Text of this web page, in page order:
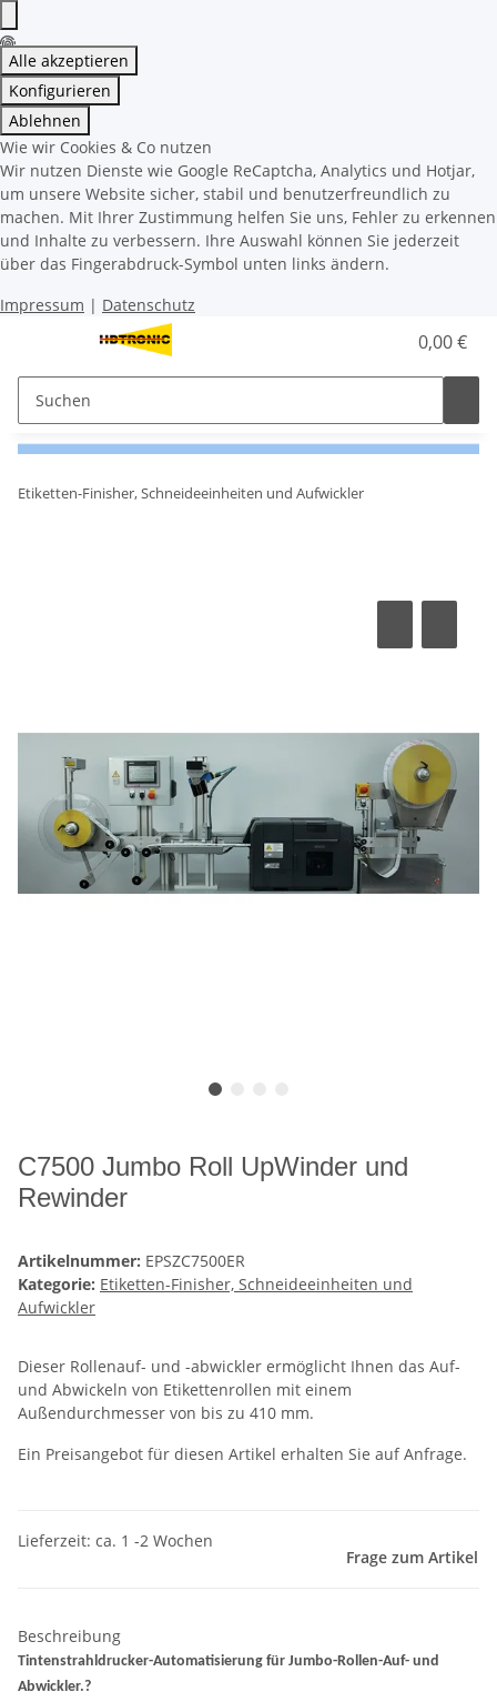
Alle akzeptieren
Konfigurieren
Ablehnen
Wie wir Cookies & Co nutzen
Wir nutzen Dienste wie Google ReCaptcha, Analytics und Hotjar,
um unsere Website sicher, stabil und benutzerfreundlich zu
machen. Mit Ihrer Zustimmung helfen Sie uns, Fehler zu erkennen
und Inhalte zu verbessern. Ihre Auswahl können Sie jederzeit
über das Fingerabdruck-Symbol unten links ändern.
Impressum | Datenschutz
0,00 €
Etiketten-Finisher, Schneideeinheiten und Aufwickler
C7500 Jumbo Roll UpWinder und
Rewinder
Artikelnummer: EPSZC7500ER
Kategorie: Etiketten-Finisher, Schneideeinheiten und
Aufwickler
Dieser Rollenauf- und -abwickler ermöglicht Ihnen das Auf-
und Abwickeln von Etikettenrollen mit einem
Außendurchmesser von bis zu 410 mm.
Ein Preisangebot für diesen Artikel erhalten Sie auf Anfrage.
Lieferzeit: ca. 1 -2 Wochen
Frage zum Artikel
Beschreibung
Tintenstrahldrucker-Automatisierung für Jumbo-Rollen-Auf- und
Abwickler.?